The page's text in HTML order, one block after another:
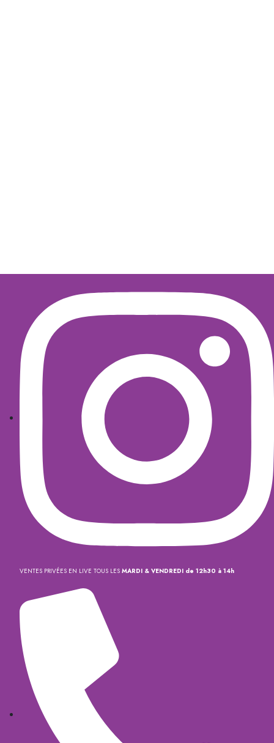
VENTES PRIVÉES EN LIVE TOUS LES MARDI & VENDREDI de 12h30 à 14h